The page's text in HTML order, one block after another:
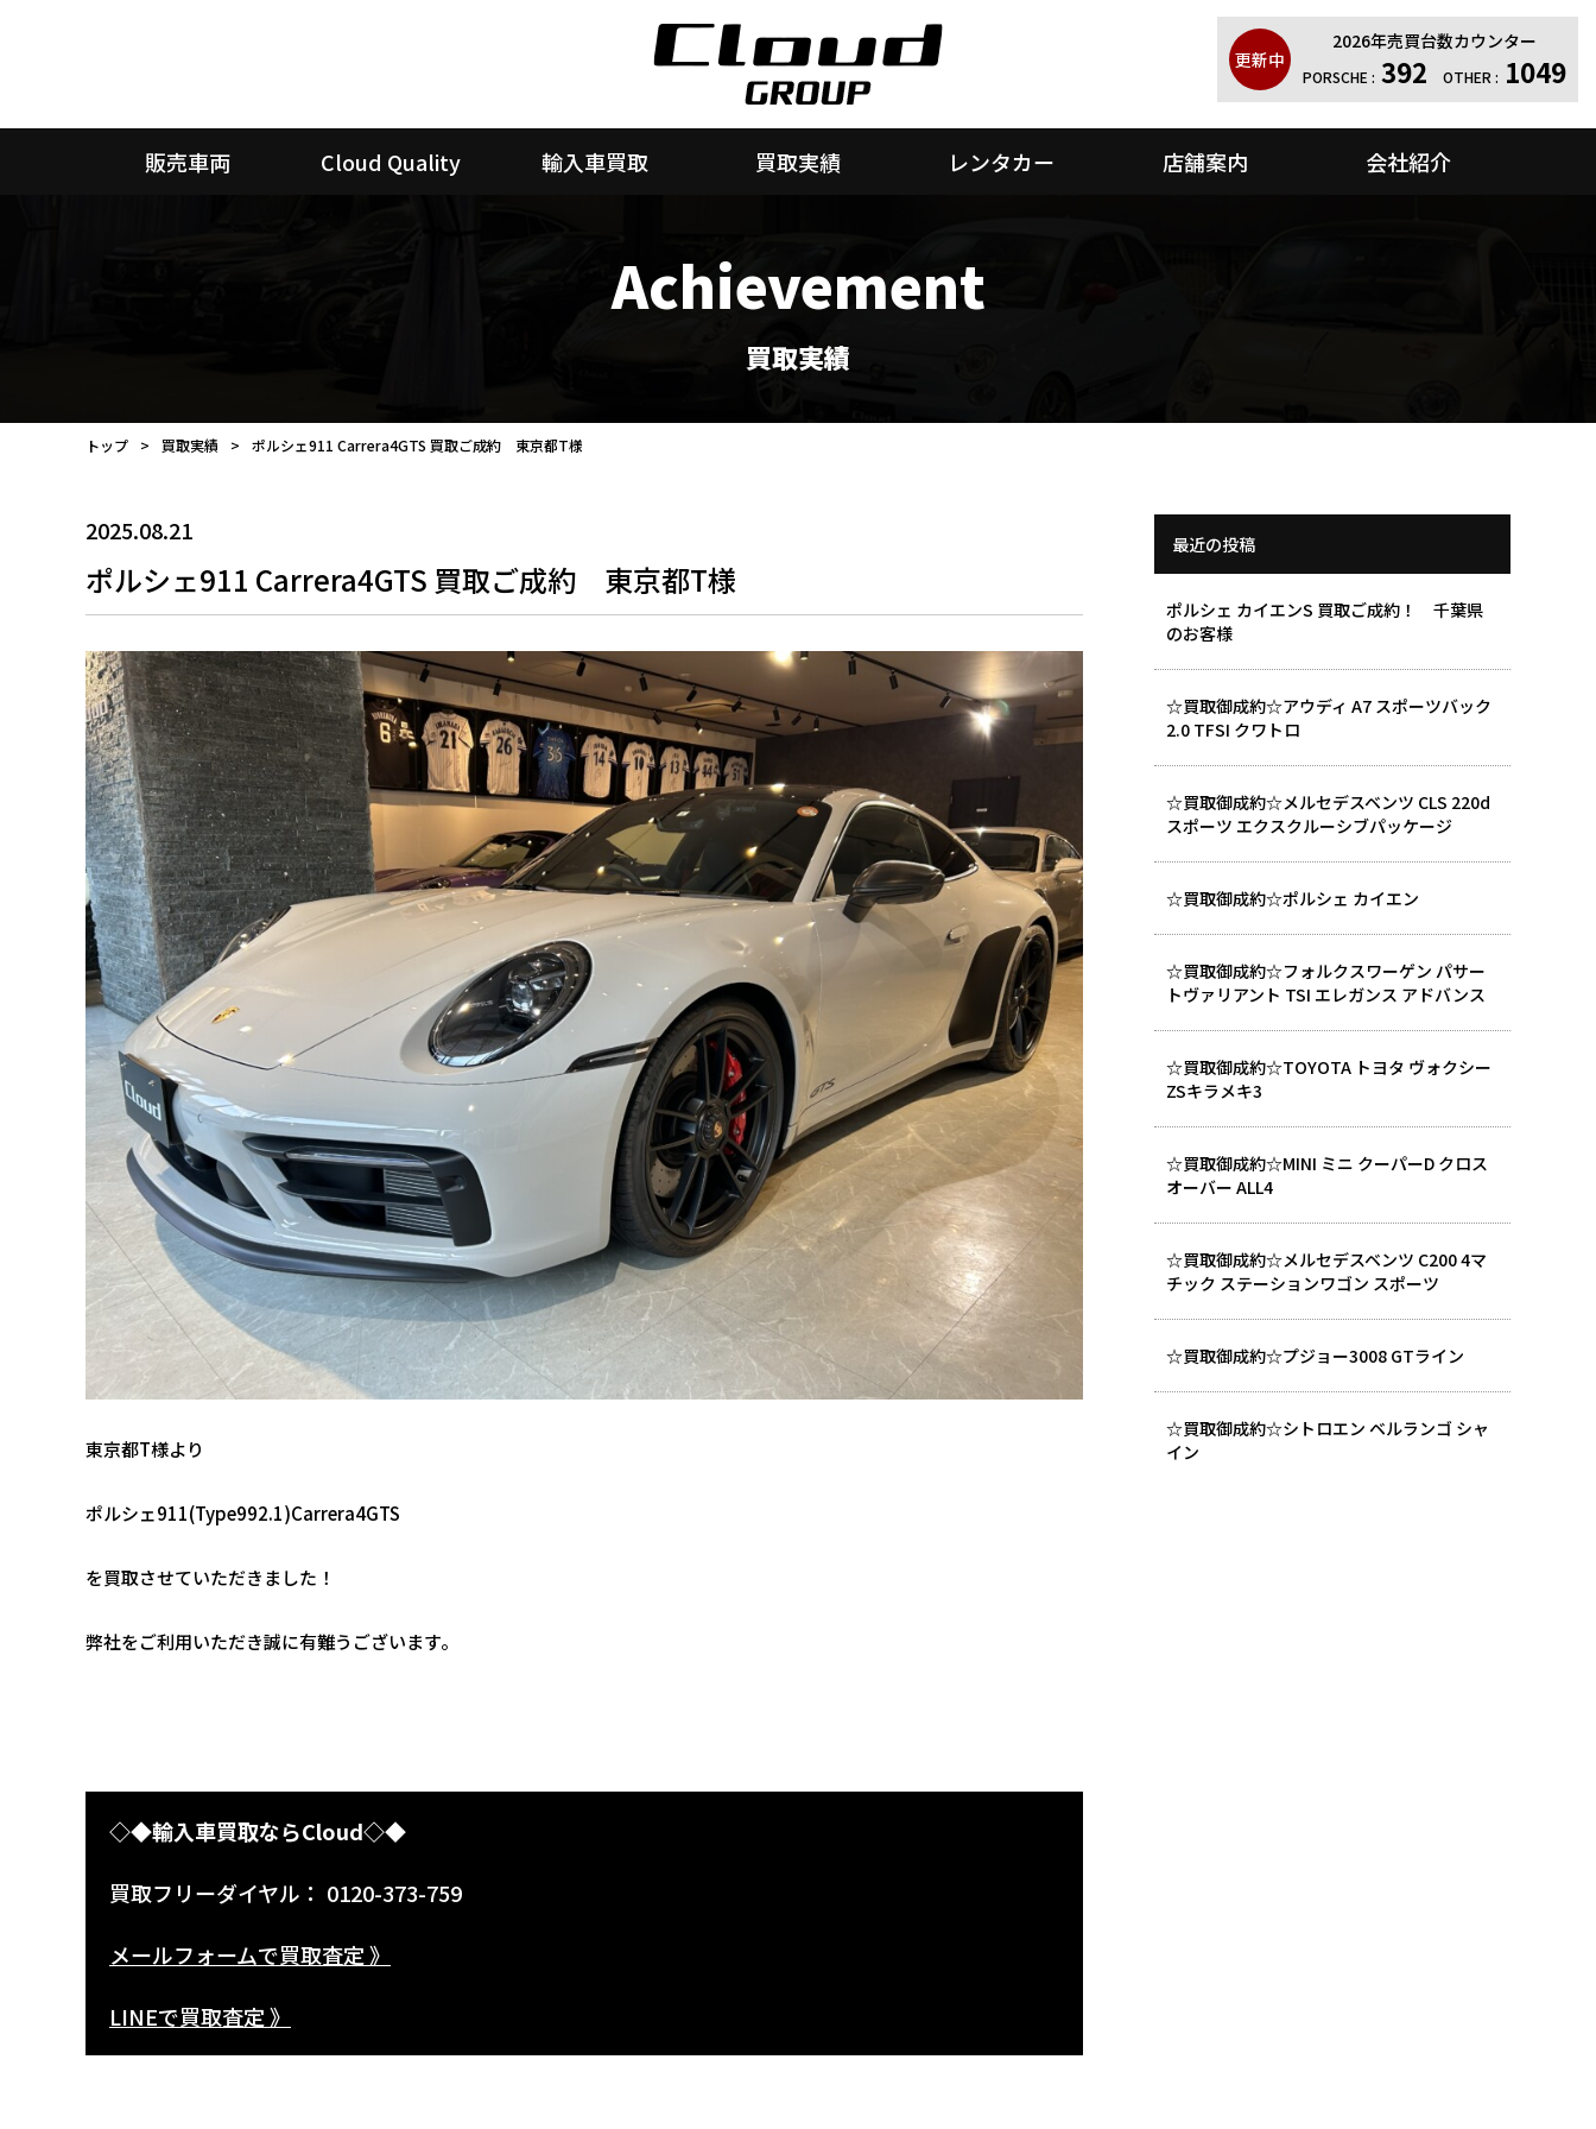
更新中
2026年売買台数カウンター
PORSCHE : 392 OTHER : 1049
販売車両 Cloud Quality 輸入車買取 買取実績 レンタカー 店舗案内 会社紹介
Achievement
買取実績
トップ 買取実績 ポルシェ911 Carrera4GTS 買取ご成約 東京都T様
2025.08.21
ポルシェ911 Carrera4GTS 買取ご成約 東京都T様
東京都T様より
ポルシェ911(Type992.1)Carrera4GTS
を買取させていただきました！
弊社をご利用いただき誠に有難うございます。
◇◆輸入車買取ならCloud◇◆
買取フリーダイヤル： 0120-373-759
メールフォームで買取査定 》
LINEで買取査定 》
最近の投稿
ポルシェ カイエンS 買取ご成約！ 千葉県
のお客様
☆買取御成約☆アウディ A7 スポーツバック
2.0 TFSI クワトロ
☆買取御成約☆メルセデスベンツ CLS 220d
スポーツ エクスクルーシブパッケージ
☆買取御成約☆ポルシェ カイエン
☆買取御成約☆フォルクスワーゲン パサー
トヴァリアント TSI エレガンス アドバンス
☆買取御成約☆TOYOTA トヨタ ヴォクシー
ZSキラメキ3
☆買取御成約☆MINI ミニ クーパーD クロス
オーバー ALL4
☆買取御成約☆メルセデスベンツ C200 4マ
チック ステーションワゴン スポーツ
☆買取御成約☆プジョー3008 GTライン
☆買取御成約☆シトロエン ベルランゴ シャ
イン